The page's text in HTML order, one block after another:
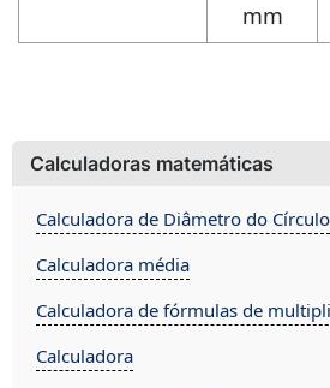
mm
Calculadoras matemáticas
Calculadora de Diâmetro do Círculo
Calculadora média
Calculadora de fórmulas de
Calculadora